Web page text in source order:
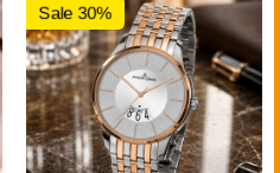
Sale 30%